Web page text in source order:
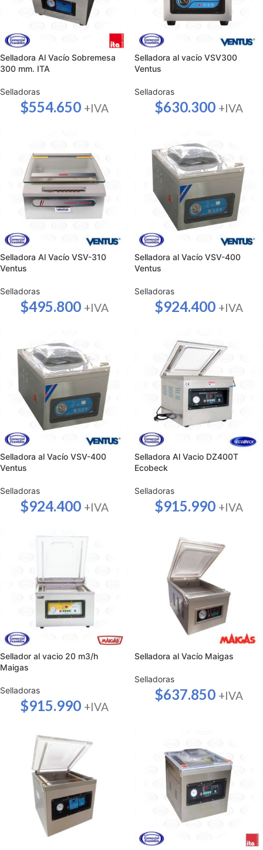
Selladora Al Vacío Sobremesa
300 mm. ITA
Selladoras
$554.650 +IVA
Selladora al vacío VSV300
Ventus
Selladoras
$630.300 +IVA
Selladora Al Vacío VSV-310
Ventus
Selladoras
$495.800 +IVA
Selladora al Vacío VSV-400
Ventus
Selladoras
$924.400 +IVA
Selladora al Vacío VSV-400
Ventus
Selladoras
$924.400 +IVA
Selladora Al Vacio DZ400T
Ecobeck
Selladoras
$915.990 +IVA
Sellador al vacio 20 m3/h
Maigas
Selladoras
$915.990 +IVA
Selladora al Vacío Maigas
Selladoras
$637.850 +IVA